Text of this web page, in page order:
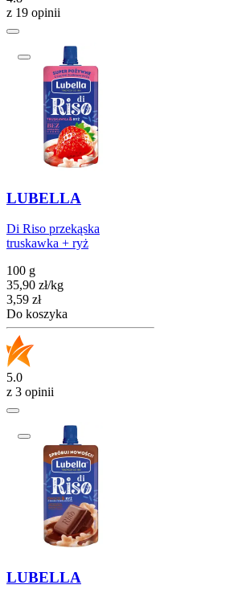
z 19 opinii
LUBELLA
Di Riso przekąska
truskawka + ryż
100 g
35,90 zł/kg
Cena
3,59 zł
Do koszyka
5.0
z 3 opinii
LUBELLA